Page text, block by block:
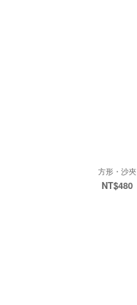
方形・沙夾
NT$480